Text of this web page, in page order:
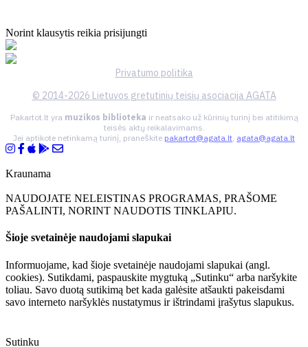
Norint klausytis reikia prisijungti
Privatumo politika
© 2014-2026 Lietuvos gretutinių teisių asociacija AGATA
Pakartot.lt yra muzikos biblioteka ir neatsako už kūrinių turinį bei atitikimą
teisės aktų reikalavimams.
Jei aptikote netinkamą turinį, praneškite pakartot@agata.lt, agata@agata.lt
Kraunama
NAUDOJATE NELEISTINAS PROGRAMAS, PRAŠOME
PAŠALINTI, NORINT NAUDOTIS TINKLAPIU.
Šioje svetainėje naudojami slapukai
Informuojame, kad šioje svetainėje naudojami slapukai (angl.
cookies). Sutikdami, paspauskite mygtuką „Sutinku“ arba naršykite
toliau. Savo duotą sutikimą bet kada galėsite atšaukti pakeisdami
savo interneto naršyklės nustatymus ir ištrindami įrašytus slapukus.
Sutinku